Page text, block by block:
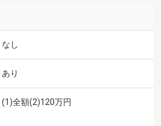
なし
あり
(1)全額(2)120万円